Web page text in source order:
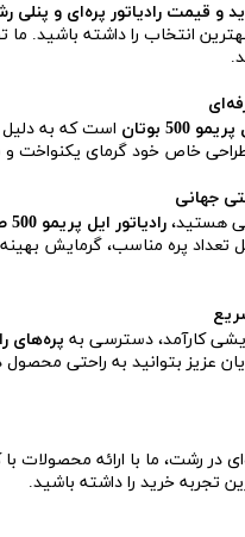
و قیمت رادیاتور پره‌ای و پنلی
انتخاب را داشته باشید.
500 بوتان
است که به دلیل
طراحی خاص خود گرمای یکنواخت
هستید،رادیاتور ایل پریمو 500 صادراتی 10 پره
پره مناسب، گرمایش
کارآمد، دسترسی به پره‌های
عزیز بتوانید به راحتی
در رشت، ما با ارائه
تجربه خرید را داشته باشید.